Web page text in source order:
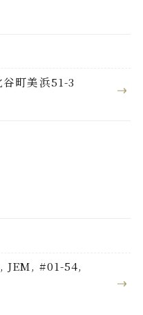
町美浜51-3
JEM, #01-54,